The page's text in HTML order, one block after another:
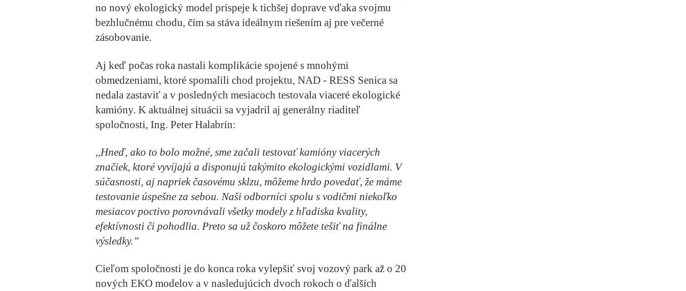
no nový ekologický model prispeje k tichšej doprave vďaka svojmu
bezhlučnému chodu, čím sa stáva ideálnym riešením aj pre večerné
zásobovanie.
Aj keď počas roka nastali komplikácie spojené s mnohými
obmedzeniami, ktoré spomalili chod projektu, NAD - RESS Senica sa
nedala zastaviť a v posledných mesiacoch testovala viaceré ekologické
kamióny. K aktuálnej situácii sa vyjadril aj generálny riaditeľ
spoločnosti, Ing. Peter Halabrín:
,,Hneď, ako to bolo možné, sme začali testovať kamióny viacerých
značiek, ktoré vyvíjajú a disponujú takýmito ekologickými vozidlami. V
súčasnosti, aj napriek časovému sklzu, môžeme hrdo povedať, že máme
testovanie úspešne za sebou. Naši odborníci spolu s vodičmi niekoľko
mesiacov poctivo porovnávali všetky modely z hľadiska kvality,
efektívnosti či pohodlia. Preto sa už čoskoro môžete tešiť na finálne
výsledky.”
Cieľom spoločnosti je do konca roka vylepšiť svoj vozový park až o 20
nových EKO modelov a v nasledujúcich dvoch rokoch o ďalších